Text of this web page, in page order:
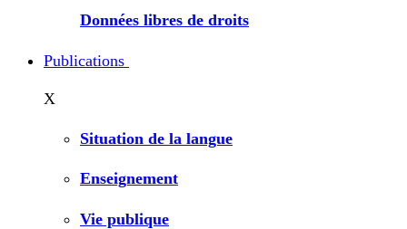
Données libres de droits
Publications
X
Situation de la langue
Enseignement
Vie publique